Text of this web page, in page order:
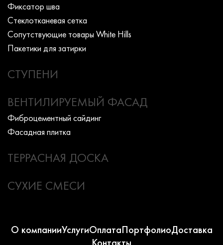
Фиксатор шва
Стеклотканевая сетка
Сопутствующие товары White Hills
Пакетики для затирки
СТУПЕНИ
ВЕНТИЛИРУЕМЫЙ ФАСАД
Фиброцементный сайдинг
Фасадная плитка
ТЕРРАСНАЯ ДОСКА
СУХИЕ СМЕСИ
О компанииУслугиОплатаПортфолиоДоставка